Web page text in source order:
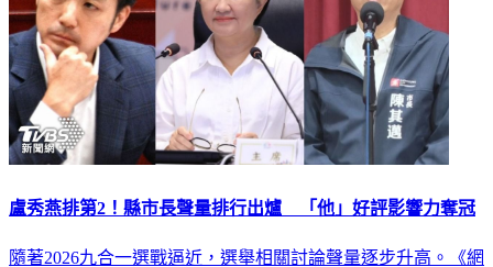
盧秀燕排第2！縣市長聲量排行出爐 「他」好評影響力奪冠
隨著2026九合一選戰逼近，選舉相關討論聲量逐步升高。《網